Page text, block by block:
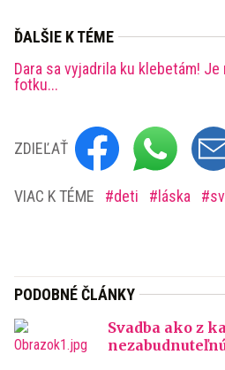
ĎALŠIE K TÉME
Dara sa vyjadrila ku klebetám!
fotku...
ZDIEĽAŤ
VIAC K TÉME deti láska
PODOBNÉ ČLÁNKY
Svadba ako z